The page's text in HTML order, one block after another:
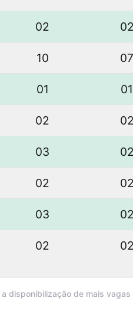
02 02
10 07
01 01
02 02
03 02
02 02
03 02
02 02
disponibilização de mais